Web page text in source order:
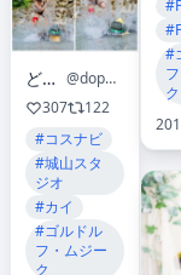
どぺろ
@dopero3
307
122
#コスナビ
#城山スタ
ジオ
#カイ
#ゴルドル
フ・ムジー
ク
#
ク